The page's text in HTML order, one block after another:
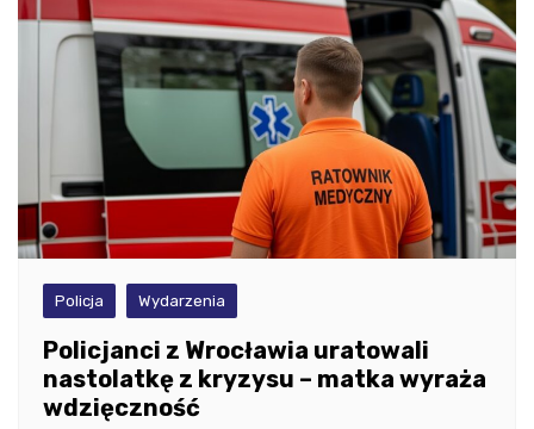
Policja Wydarzenia
Policjanci z Wrocławia uratowali
nastolatkę z kryzysu – matka wyraża
wdzięczność